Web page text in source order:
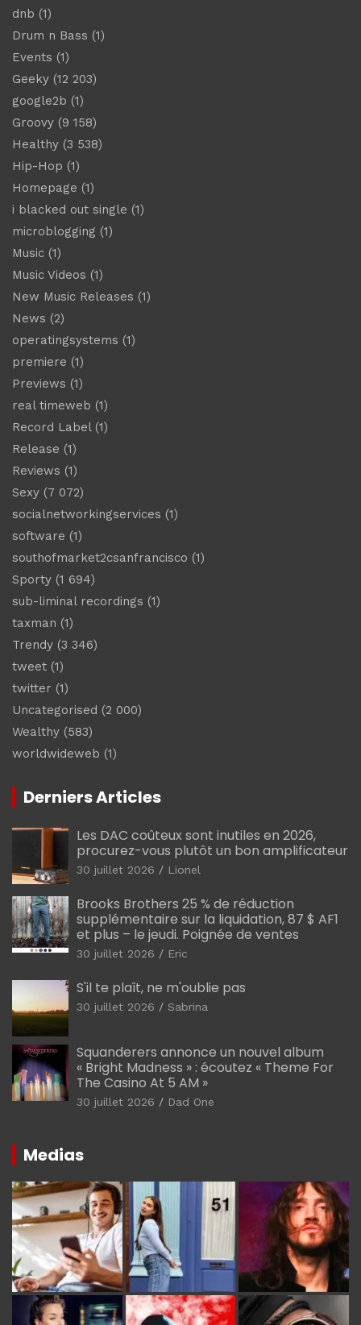
dnb (1)
Drum n Bass (1)
Events (1)
Geeky (12 203)
google2b (1)
Groovy (9 158)
Healthy (3 538)
Hip-Hop (1)
Homepage (1)
i blacked out single (1)
microblogging (1)
Music (1)
Music Videos (1)
New Music Releases (1)
News (2)
operatingsystems (1)
premiere (1)
Previews (1)
real timeweb (1)
Record Label(1)
Release (1)
Reviews (1)
Sexy (7 072)
socialnetworkingservices (1)
software (1)
southofmarket2csanfrancisco (1)
Sporty (1 694)
sub-liminal recordings (1)
taxman (1)
Trendy (3 346)
tweet (1)
twitter (1)
Uncategorised (2 000)
Wealthy (583)
worldwideweb (1)
Derniers Articles
Les DAC coûteux sont inutiles en 2026,
procurez-vous plutôt un bon amplificateur
30 juillet 2026 Lionel
Brooks Brothers 25 % de réduction
supplémentaire sur la liquidation, 87 $ AF1
et plus – le jeudi. Poignée de ventes
30 juillet 2026 Eric
S'il te plaît, ne m'oublie pas
30 juillet 2026 Sabrina
Squanderers annonce un nouvel album
« Bright Madness » : écoutez « Theme For
The Casino At 5 AM »
30 juillet 2026 Dad One
Medias